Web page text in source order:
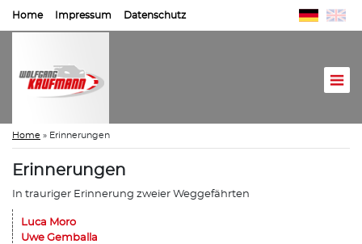
Home Impressum Datenschutz
Home » Erinnerungen
Erinnerungen
In trauriger Erinnerung zweier Weggefährten
Luca Moro
Uwe Gemballa